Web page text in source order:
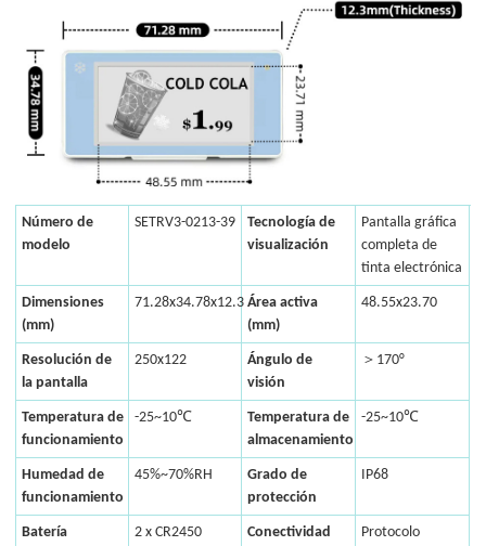
Número de
modelo
SETRV3-0213-39
Tecnología de
visualización
Pantalla gráfica
completa de
tinta electrónica
Dimensiones
(mm)
71.28x34.78x12.3 Área activa
(mm)
48.55x23.70
Resolución de
la pantalla
250x122
Ángulo de
visión
＞170°
Temperatura de
funcionamiento
-25~10℃
Temperatura de
almacenamiento
-25~10℃
Humedad de
funcionamiento
45%~70%RH
Grado de
protección
IP68
Batería 2 x CR2450
Conectividad
Protocolo